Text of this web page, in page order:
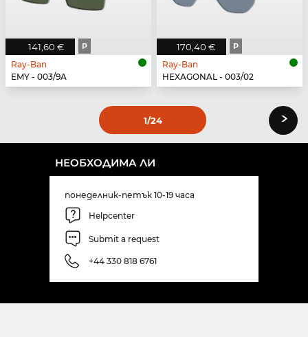
141,60 € P
Ray-Ban
EMY - 003/9A
170,40 € P
Ray-Ban
HEXAGONAL - 003/02
1/24 ›
НЕОБХОДИМА ЛИ
понеделник-петък 10-19 часа
Helpcenter
Submit a request
+44 330 818 6761